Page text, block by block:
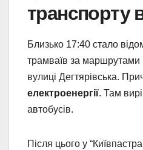
транспорту
Близько 17:40 стало
трамваїв за
вулиці Дегтярівська.
електроенергії. Там
автобусів.
Після цього у